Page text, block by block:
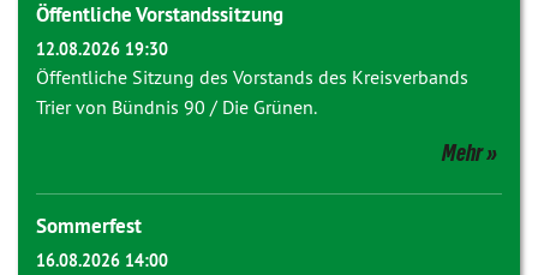
Öffentliche Vorstandssitzung
12.08.2026 19:30
Öffentliche Sitzung des Vorstands des Kreisverbands
Trier von Bündnis 90 / Die Grünen.
Mehr
Sommerfest
16.08.2026 14:00